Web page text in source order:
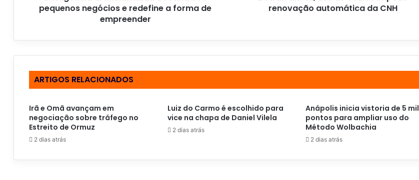
a
pequenos negócios e redefine a forma de
empreender
renovação automática da CNH
ARTIGOS RELACIONADOS
Irã e Omã avançam em
negociação sobre tráfego no
Estreito de Ormuz
2 dias atrás
Luiz do Carmo é escolhido para
vice na chapa de Daniel Vilela
2 dias atrás
Anápolis inicia vistoria de 5 mil
pontos para ampliar uso do
Método Wolbachia
2 dias atrás